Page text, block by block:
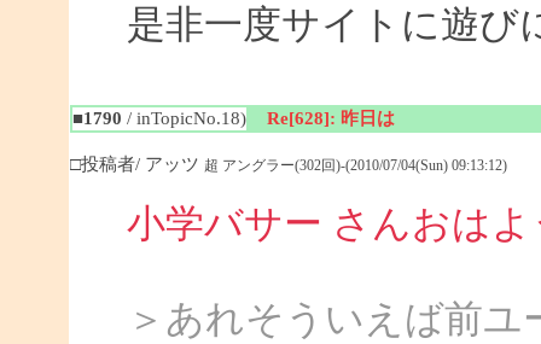
是非一度サイトに遊び
■1790 / inTopicNo.18) Re[628]: 昨日は
□投稿者/ アッツ 超 アングラー(302回)-(2010/07/04(Sun) 09:13:12)
小学バサー さんおは
＞あれそういえば前